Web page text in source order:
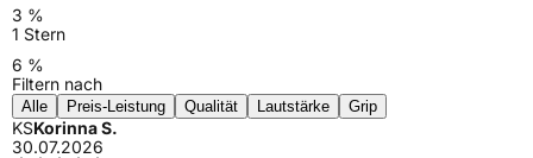
3 %
1 Stern
6 %
Filtern nach
Alle Preis-Leistung Qualität Lautstärke Grip
KSKorinna S.
30.07.2026